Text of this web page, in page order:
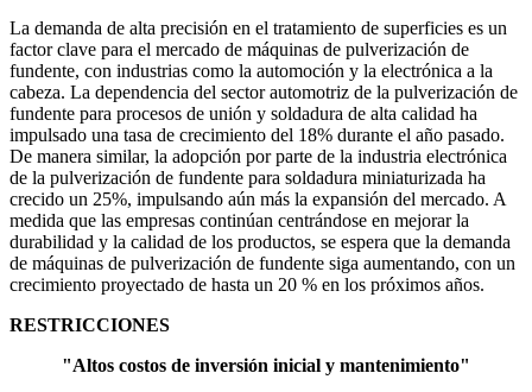
La demanda de alta precisión en el tratamiento de superficies es un
factor clave para el mercado de máquinas de pulverización de
fundente, con industrias como la automoción y la electrónica a la
cabeza. La dependencia del sector automotriz de la pulverización de
fundente para procesos de unión y soldadura de alta calidad ha
impulsado una tasa de crecimiento del 18% durante el año pasado.
De manera similar, la adopción por parte de la industria electrónica
de la pulverización de fundente para soldadura miniaturizada ha
crecido un 25%, impulsando aún más la expansión del mercado. A
medida que las empresas continúan centrándose en mejorar la
durabilidad y la calidad de los productos, se espera que la demanda
de máquinas de pulverización de fundente siga aumentando, con un
crecimiento proyectado de hasta un 20 % en los próximos años.
RESTRICCIONES
"Altos costos de inversión inicial y mantenimiento"